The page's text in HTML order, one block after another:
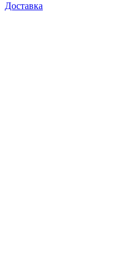
Доставка